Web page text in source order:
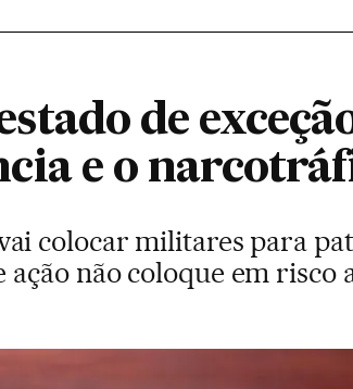
de
e o
colocar militares para
não coloque em risco